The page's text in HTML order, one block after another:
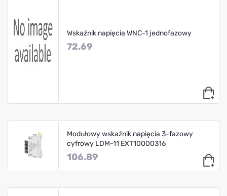
Wskaźnik napięcia WNC-1 jednofazowy
72.69
Modułowy wskaźnik napięcia 3-fazowy
cyfrowy LDM-11 EXT10000316
106.89